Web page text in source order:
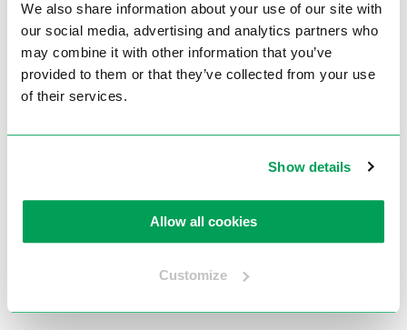
We also share information about your use of our site with
our social media, advertising and analytics partners who
may combine it with other information that you’ve
provided to them or that they’ve collected from your use
of their services.
Show details
Allow all cookies
Customize
Van Utrechtweg 18
2921 LN Krimpen aan den IJssel
E-mail:
info@electrotool.nl
+31 (0)180 519 255
Maandag t/m Vrijdag: 08:00 - 17:00
Financieel: